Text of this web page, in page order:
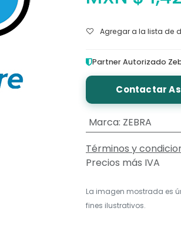
Agregar a la lista de
Partner Autorizado
Contactar
Marca: ZEBRA
Términos y
Precios más IVA
La imagen mostrada es
fines ilustrativos.